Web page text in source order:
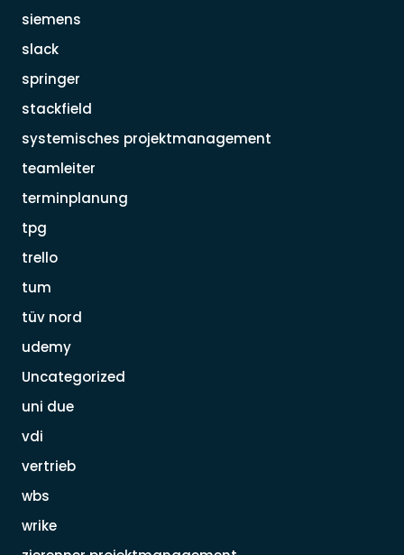
siemens
slack
springer
stackfield
systemisches projektmanagement
teamleiter
terminplanung
tpg
trello
tum
tüv nord
udemy
Uncategorized
uni due
vdi
vertrieb
wbs
wrike